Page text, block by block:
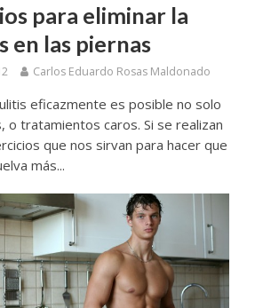
para eliminar la
en las piernas
Carlos Eduardo Rosas Maldonado
eficazmente es posible no solo
o tratamientos caros. Si se realizan
que nos sirvan para hacer que
más...